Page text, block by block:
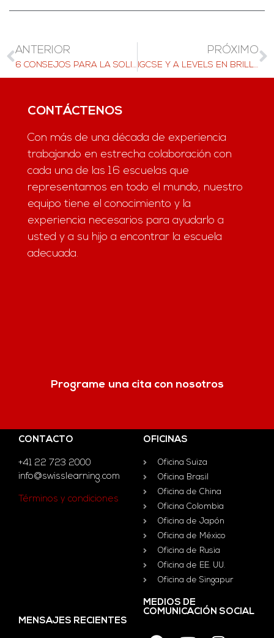
ANTERIOR
6 CONSEJOS PARA LA SOLICITUD DE PASANTÍA PERFECTA
PRÓXIMO
IGCSE Y A LEVELS EN BRILLANTMONT - INFORME DE LAS AULAS
CONTÁCTENOS
Con más de una década de experiencia
trabajando en estrecha colaboración con
cada una de las 16 escuelas que
representamos en todo el mundo, nuestro
equipo tiene el conocimiento y la
experiencia necesarios para ayudarlo a
usted y a su hijo a encontrar la escuela
adecuada.
Programe una cita con nosotros
CONTACTO
+41 22 723 2000
info@swisslearning.com
Términos y condiciones
OFICINAS
Oficina Suiza
Oficina Brasil
Oficina de China
Oficina Colombia
Oficina de Japón
Oficina de México
Oficina de Rusia
Oficina de EE. UU.
Oficina de Singapur
MENSAJES RECIENTES
MEDIOS DE
COMUNICACIÓN SOCIAL